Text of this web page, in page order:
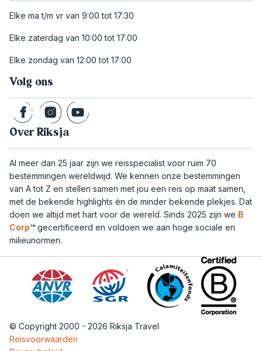
Elke ma t/m vr van 9:00 tot 17:30
Elke zaterdag van 10:00 tot 17:00
Elke zondag van 12:00 tot 17:00
Volg ons
Over Riksja
Al meer dan 25 jaar zijn we reisspecialist voor ruim 70
bestemmingen wereldwijd. We kennen onze bestemmingen
van A tot Z en stellen samen met jou een reis op maat samen,
met de bekende highlights én de minder bekende plekjes. Dat
doen we altijd met hart voor de wereld. Sinds 2025 zijn we B
Corp™ gecertificeerd en voldoen we aan hoge sociale en
milieunormen.
© Copyright 2000 - 2026 Riksja Travel
Reisvoorwaarden